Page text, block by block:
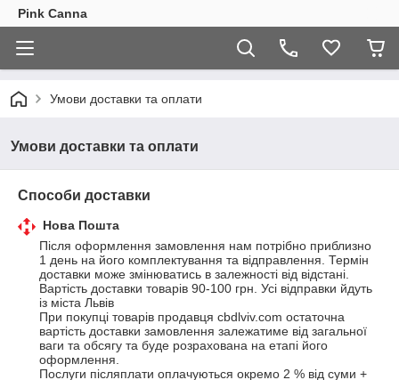
Pink Canna
Умови доставки та оплати
Умови доставки та оплати
Способи доставки
Нова Пошта
Після оформлення замовлення нам потрібно приблизно
1 день на його комплектування та відправлення. Термін
доставки може змінюватись в залежності від відстані.
Вартість доставки товарів 90-100 грн. Усі відправки йдуть
із міста Львів
При покупці товарів продавця cbdlviv.com остаточна
вартість доставки замовлення залежатиме від загальної
ваги та обсягу та буде розрахована на етапі його
оформлення.
Послуги післяплати оплачуються окремо 2 % від суми +